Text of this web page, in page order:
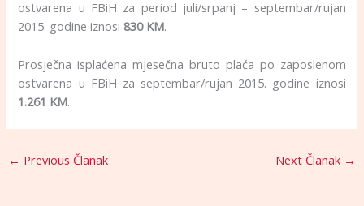
ostvarena u FBiH za period juli/srpanj – septembar/rujan
2015. godine iznosi 830 KM.
Prosječna isplaćena mjesečna bruto plaća po zaposlenom
ostvarena u FBiH za septembar/rujan 2015. godine iznosi
1.261 KM.
← Previous Članak Next Članak →